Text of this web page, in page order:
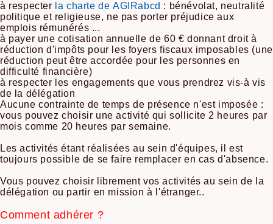
à respecter la charte de AGIRabcd : bénévolat, neutralité
politique et religieuse, ne pas porter préjudice aux
emplois rémunérés ...
à payer une cotisation annuelle de 60 € donnant droit à
réduction d'impôts pour les foyers fiscaux imposables (une
réduction peut être accordée pour les personnes en
difficulté financière)
à respecter les engagements que vous prendrez vis-à vis
de la délégation
Aucune contrainte de temps de présence n'est imposée :
vous pouvez choisir une activité qui sollicite 2 heures par
mois comme 20 heures par semaine.
Les activités étant réalisées au sein d'équipes, il est
toujours possible de se faire remplacer en cas d'absence.
Vous pouvez choisir librement vos activités au sein de la
délégation ou partir en mission à l'étranger..
Comment adhérer ?